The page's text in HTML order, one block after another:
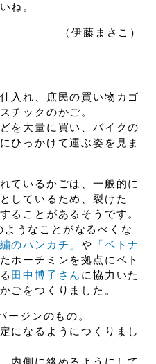
ね。
（伊藤まさこ）
入れ、
庶民の買い物カゴ
チックのかご。
を大量に買い、 バイクの
ひっかけて運ぶ姿を見ま
ているかごは、 一般的に
しているため、 裂けた
ることがあるそうです。
ようなことがなるべくな
のハンカチ」や
「ベトナ
ホーチミンを拠点にベト
田中博子さん に協力いた
ごをつくりました。
ージンのもの。
になるようにつくりまし
内側に絡めるようにして